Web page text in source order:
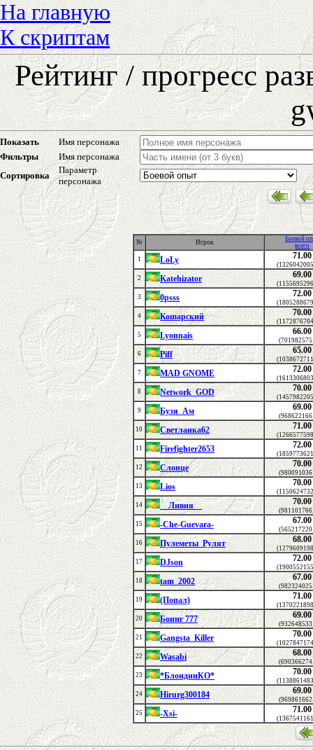
На главную
К скриптам
Рейтинг / прогресс
Показать
Имя персонажа
Фильтры
Имя персонажа
Сортировка
Параметр
персонажа
№ Игрок
Боевой
всего
1
LoLy 71.00
2
Katehizator 69.00
3
0psss 72.00
4
Кошарский 70.00
5
Lyonnais 66.00
6
Piff 65.00
7
MAD GNOME 72.00
8
Network_GOD 70.00
9
Бузя_Ам 69.00
10
Светланка62 71.00
11
Firefighter2653 72.00
12
Слонце 70.00
13
Lios 70.00
14
__Ливия__ 70.00
15
-Che-Guevara- 67.00
16
Пулеметы_Рулят 68.00
17
DJson 72.00
18
tam_2002 67.00
19
(Попал) 71.00
20
Боинг 777 69.00
21
Gangsta_Killer 70.00
22
Wasabi 68.00
23
*БлондинКО* 70.00
24
Hirurg300184 69.00
25
-Xsi- 71.00